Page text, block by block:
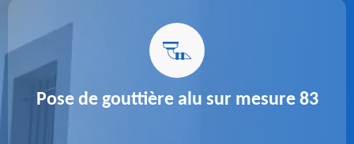
Pose de gouttière alu sur mesure 83